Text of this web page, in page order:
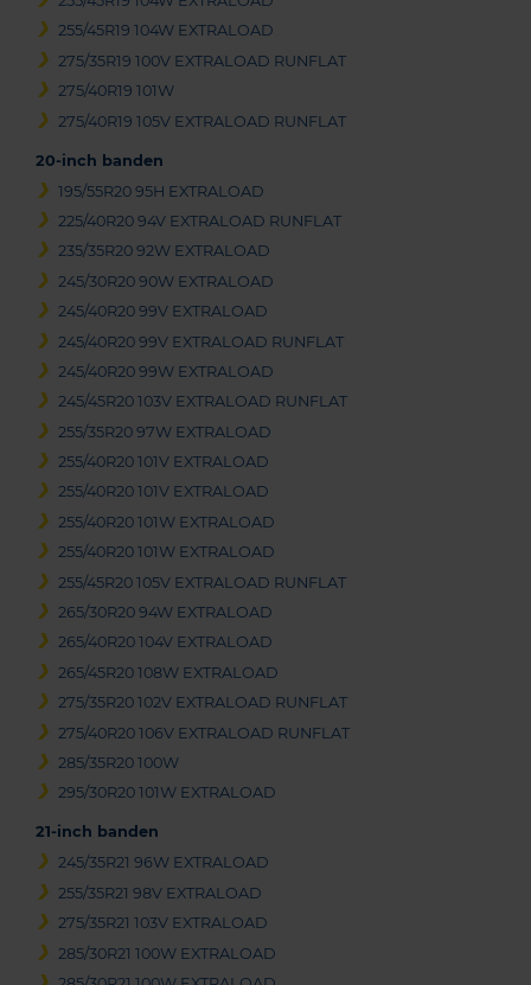
255/45R19 104W EXTRALOAD
275/35R19 100V EXTRALOAD RUNFLAT
275/40R19 101W
275/40R19 105V EXTRALOAD RUNFLAT
20-inch banden
195/55R20 95H EXTRALOAD
225/40R20 94V EXTRALOAD RUNFLAT
235/35R20 92W EXTRALOAD
245/30R20 90W EXTRALOAD
245/40R20 99V EXTRALOAD
245/40R20 99V EXTRALOAD RUNFLAT
245/40R20 99W EXTRALOAD
245/45R20 103V EXTRALOAD RUNFLAT
255/35R20 97W EXTRALOAD
255/40R20 101V EXTRALOAD
255/40R20 101V EXTRALOAD
255/40R20 101W EXTRALOAD
255/40R20 101W EXTRALOAD
255/45R20 105V EXTRALOAD RUNFLAT
265/30R20 94W EXTRALOAD
265/40R20 104V EXTRALOAD
265/45R20 108W EXTRALOAD
275/35R20 102V EXTRALOAD RUNFLAT
275/40R20 106V EXTRALOAD RUNFLAT
285/35R20 100W
295/30R20 101W EXTRALOAD
21-inch banden
245/35R21 96W EXTRALOAD
255/35R21 98V EXTRALOAD
275/35R21 103V EXTRALOAD
285/30R21 100W EXTRALOAD